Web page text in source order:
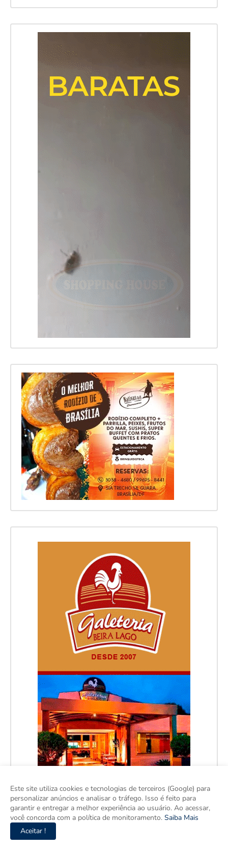
Este site utiliza cookies e tecnologias de terceiros (Google) para
personalizar anúncios e analisar o tráfego. Isso é feito para
garantir e entregar a melhor experiência ao usuário. Ao acessar,
você concorda com a política de monitoramento. Saiba Mais
Aceitar !